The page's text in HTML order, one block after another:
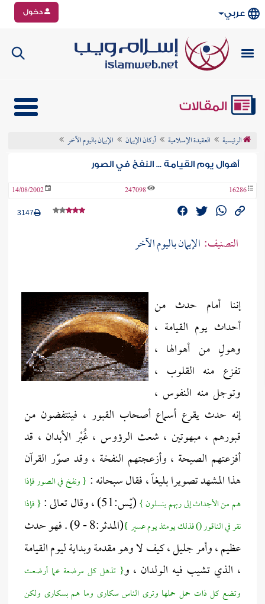
عربي دخول
المقالات
الرئيسية العقيدة الإسلامية أركان الإيمان الإيمان باليوم الآخر
أهوال يوم القيامة ... النفخ في الصور
16286
247098
14/08/2002
3147
التصنيف: الإيمان باليوم الآخر
إننا أمام حدث من
أحداث يوم القيامة ،
وهولٍ من أهوالها ،
تفزع منه القلوب ،
وتوجل منه النفوس ،
إنه حدث يقرع أسماع أصحاب القبور ، فينتفضون من
قبورهم ، مبهوتين ، شعث الرؤوس ، غُبْر الأبدان ، قد
أفزعتهم الصيحة ، وأزعجتهم النفخة ، وقد صوّر القرآن
هذا المشهد تصويرا بليغاً ، فقال سبحانه : { ونفخ في الصور فإذا
هم من الأجداث إلى ربهم ينسلون } (يّـس:51) ، وقال تعالى :
{ فإذا
نقر في الناقور () فذلك يومئذ يوم عسير }
(المدثر:8 - 9) . فهو حدث
عظيم ، وأمر جليل ، كيف لا وهو مقدمة وبداية ليوم القيامة
، الذي تشيب فيه الولدان ، و{ تذهل كل مرضعة عما أرضعت
وتضع كل ذات حمل حملها وترى الناس سكارى وما هم بسكارى ولكن